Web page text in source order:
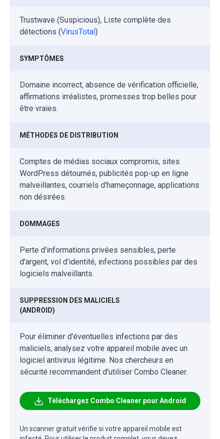
Trustwave (Suspicious), Liste complète des
détections (VirusTotal)
SYMPTÔMES
Domaine incorrect, absence de vérification officielle,
affirmations irréalistes, promesses trop belles pour
être vraies.
MÉTHODES DE DISTRIBUTION
Comptes de médias sociaux compromis, sites
WordPress détournés, publicités pop-up en ligne
malveillantes, courriels d'hameçonnage, applications
non désirées.
DOMMAGES
Perte d'informations privées sensibles, perte
d'argent, vol d'identité, infections possibles par des
logiciels malveillants.
SUPPRESSION DES MALICIELS
(ANDROID)
Pour éliminer d'éventuelles infections par des
maliciels, analysez votre appareil mobile avec un
logiciel antivirus légitime. Nos chercheurs en
sécurité recommandent d'utiliser Combo Cleaner.
Téléchargez Combo Cleaner pour Android
Un scanner gratuit vérifie si votre appareil mobile est